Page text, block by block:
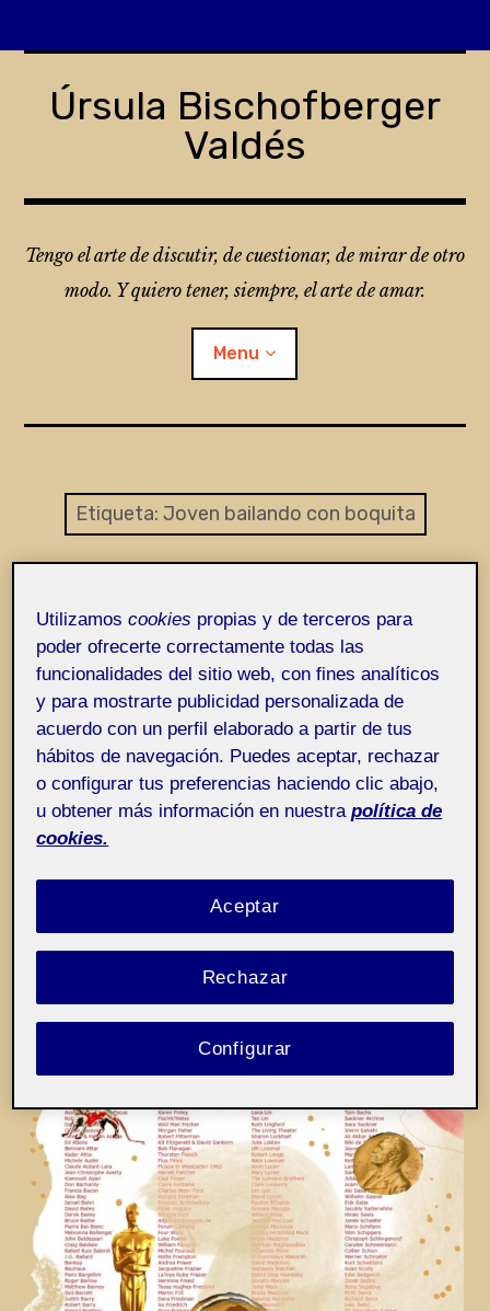
contentÚrsula Bischofberger
Valdés
Tengo el arte de discutir, de cuestionar, de mirar de otro
modo. Y quiero tener, siempre, el arte de amar.
Menu
Entrada de incidencias o sugerencias
Etiqueta: Joven bailando con boquita
Utilizamoscookies propias y de terceros para
poder ofrecerte correctamente todas las
funcionalidades del sitio web, con fines analíticos
y para mostrarte publicidad personalizada de
acuerdo con un perfil elaborado a partir de tus
hábitos de navegación. Puedes aceptar, rechazar
o configurar tus preferencias haciendo clic abajo,
u obtener más información en nuestra política de
cookies.
Rechazar
Aceptar
Configurar